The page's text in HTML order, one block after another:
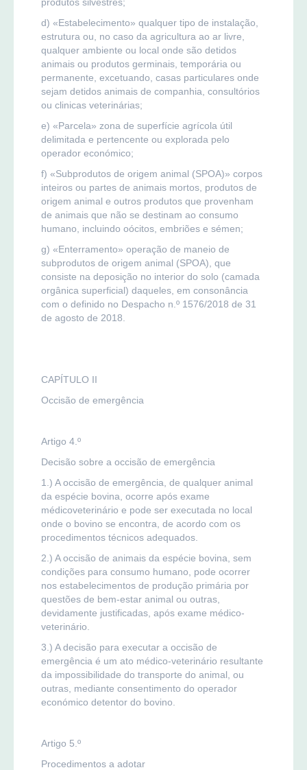
d) «Estabelecimento» qualquer tipo de instalação,
estrutura ou, no caso da agricultura ao ar livre,
qualquer ambiente ou local onde são detidos
animais ou produtos germinais, temporária ou
permanente, excetuando, casas particulares onde
sejam detidos animais de companhia, consultórios
ou clinicas veterinárias;
e) «Parcela» zona de superfície agrícola útil
delimitada e pertencente ou explorada pelo
operador económico;
f) «Subprodutos de origem animal (SPOA)» corpos
inteiros ou partes de animais mortos, produtos de
origem animal e outros produtos que provenham
de animais que não se destinam ao consumo
humano, incluindo oócitos, embriões e sémen;
g) «Enterramento» operação de maneio de
subprodutos de origem animal (SPOA), que
consiste na deposição no interior do solo (camada
orgânica superficial) daqueles, em consonância
com o definido no Despacho n.º 1576/2018 de 31
de agosto de 2018.
CAPÍTULO II
Occisão de emergência
Artigo 4.º
Decisão sobre a occisão de emergência
1.) A occisão de emergência, de qualquer animal
da espécie bovina, ocorre após exame
médicoveterinário e pode ser executada no local
onde o bovino se encontra, de acordo com os
procedimentos técnicos adequados.
2.) A occisão de animais da espécie bovina, sem
condições para consumo humano, pode ocorrer
nos estabelecimentos de produção primária por
questões de bem-estar animal ou outras,
devidamente justificadas, após exame médico-
veterinário.
3.) A decisão para executar a occisão de
emergência é um ato médico-veterinário resultante
da impossibilidade do transporte do animal, ou
outras, mediante consentimento do operador
económico detentor do bovino.
Artigo 5.º
Procedimentos a adotar